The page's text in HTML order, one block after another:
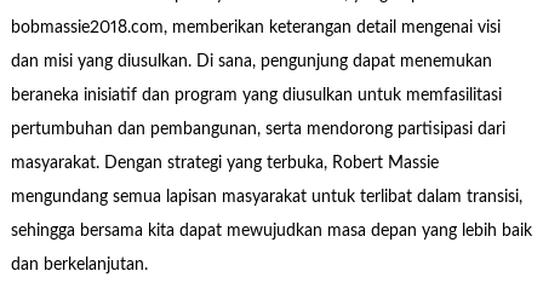
bobmassie2018.com, memberikan keterangan detail mengenai visi
dan misi yang diusulkan. Di sana, pengunjung dapat menemukan
beraneka inisiatif dan program yang diusulkan untuk memfasilitasi
pertumbuhan dan pembangunan, serta mendorong partisipasi dari
masyarakat. Dengan strategi yang terbuka, Robert Massie
mengundang semua lapisan masyarakat untuk terlibat dalam transisi,
sehingga bersama kita dapat mewujudkan masa depan yang lebih baik
dan berkelanjutan.